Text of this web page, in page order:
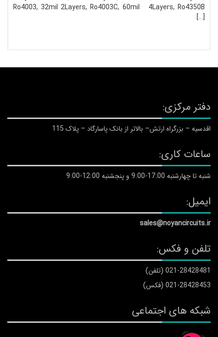
Ro4003, 32mil 2Layers, Ro4003C, 60mil 4Layers, Ro4350B
[…]
دفتر مرکزی:
اقدسیه – بزرگراه ارتش– بالاتر از بانک پاسارگاد – پلاک 115
ساعات کاری:
شنبه تا چهارشنبه 17:00-9:00 و پنجشنبه 12:00-9:00
ایمیل:
sales@noyancircuits.ir
تلفن و فکس:
021-28428481 (تلفن)
021-28428453 (فکس)
شبکه های اجتماعی